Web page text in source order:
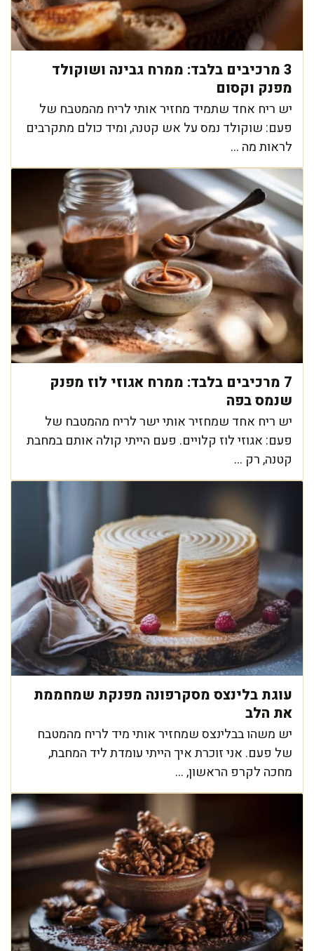
3 מרכיבים בלבד: ממרח גבינה ושוקולד
מפנק וקסום
יש ריח אחד שתמיד מחזיר אותי לריח מהמטבח של
פעם: שוקולד נמס על אש קטנה, ומיד כולם מתקרבים
לראות מה ...
7 מרכיבים בלבד: ממרח אגוזי לוז מפנק
שנמס בפה
יש ריח אחד שמחזיר אותי ישר לריח מהמטבח של
פעם: אגוזי לוז קלויים. פעם הייתי קולה אותם במחבת
קטנה, רק ...
עוגת בלינצס מסקרפונה מפנקת שמחממת
את הלב
יש משהו בבלינצס שמחזיר אותי מיד לריח מהמטבח
של פעם. אני זוכרת איך הייתי עומדת ליד המחבת,
מחכה לקרפ הראשון, ...